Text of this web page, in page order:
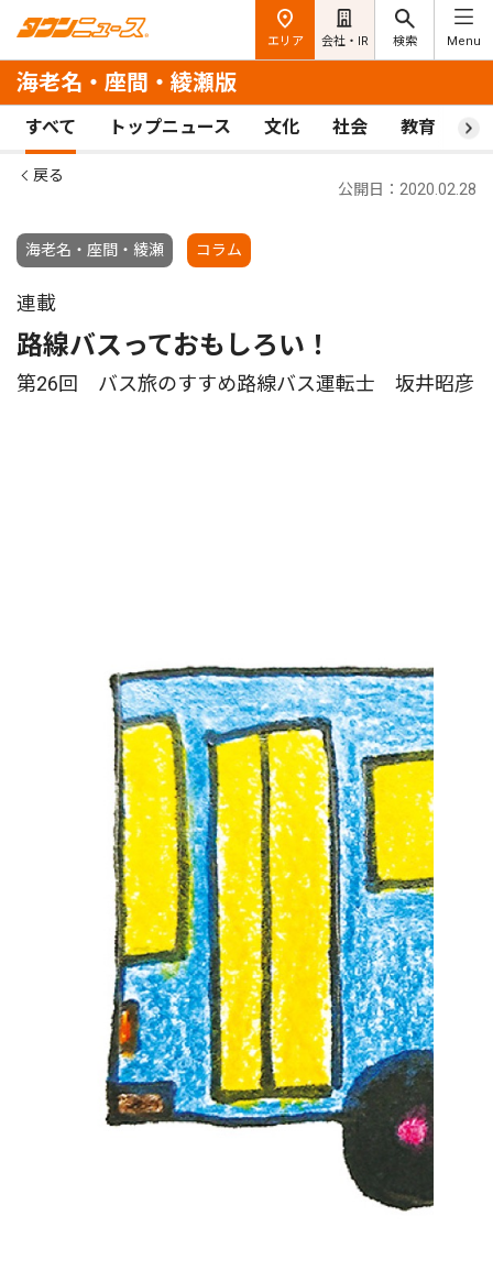
エリア 会社・IR 検索 Menu
海老名・座間・綾瀬版
すべて トップニュース 文化 社会 教育 ス
戻る
海老名・座間・綾瀬 コラム
公開日：2020.02.28
連載
路線バスっておもしろい！
第26回 バス旅のすすめ路線バス運転士 坂井昭彦